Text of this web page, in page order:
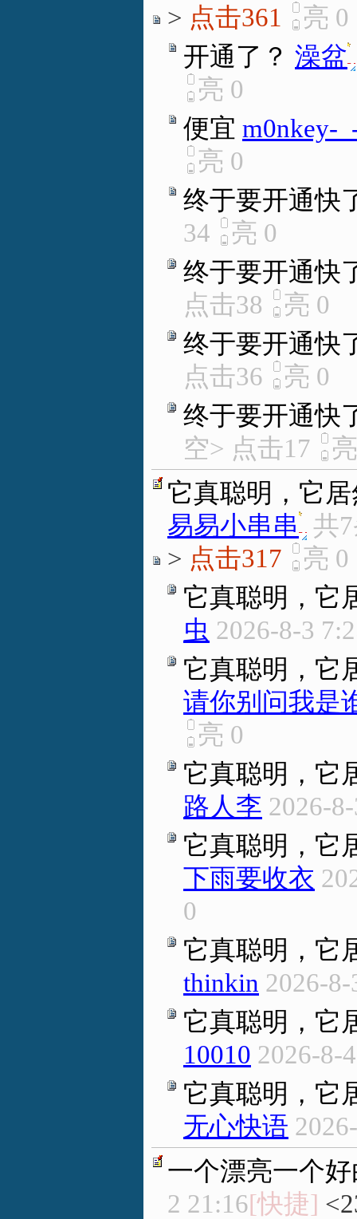
> 点击361 亮 0
开通了？ 澡盆.
亮 0
便宜 m0nkey-
亮 0
终于要开通快
34
亮 0
终于要开通快
点击38
亮 0
终于要开通快
点击36
亮 0
终于要开通快
空> 点击17
它真聪明，它
易易小串串. 共
> 点击317 亮 0
它真聪明，它
虫 2026-8-3
它真聪明，它
请你别问我是
亮 0
它真聪明，它
路人李 2026-
它真聪明，它
下雨要收衣
0
它真聪明，它
thinkin 2026-
它真聪明，它
10010 2026-8-
它真聪明，它
无心快语
一个漂亮一个
2 21:16[快捷]